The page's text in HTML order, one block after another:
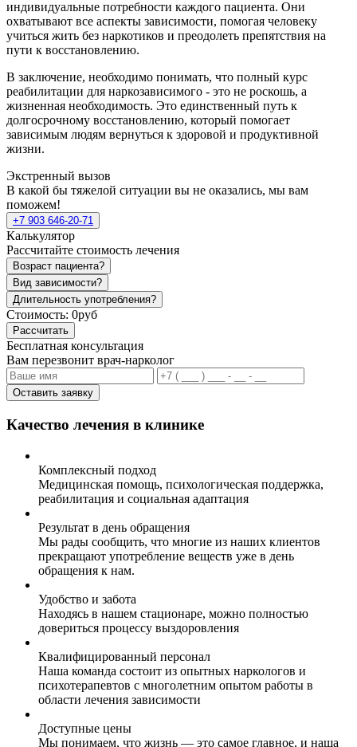
индивидуальные потребности каждого пациента. Они
охватывают все аспекты зависимости, помогая человеку
учиться жить без наркотиков и преодолеть препятствия на
пути к восстановлению.
В заключение, необходимо понимать, что полный курс
реабилитации для наркозависимого - это не роскошь, а
жизненная необходимость. Это единственный путь к
долгосрочному восстановлению, который помогает
зависимым людям вернуться к здоровой и продуктивной
жизни.
Экстренный вызов
В какой бы тяжелой ситуации вы не оказались, мы вам
поможем!
+7 903 646-20-71
Калькулятор
Рассчитайте стоимость лечения
Возраст пациента?
Вид зависимости?
Длительность употребления?
Стоимость: 0руб
Рассчитать
Бесплатная консультация
Вам перезвонит врач-нарколог
Оставить заявку
Качество лечения в клинике
Комплексный подход
Медицинская помощь, психологическая поддержка,
реабилитация и социальная адаптация
Результат в день обращения
Мы рады сообщить, что многие из наших клиентов
прекращают употребление веществ уже в день
обращения к нам.
Удобство и забота
Находясь в нашем стационаре, можно полностью
довериться процессу выздоровления
Квалифицированный персонал
Наша команда состоит из опытных наркологов и
психотерапевтов с многолетним опытом работы в
области лечения зависимости
Доступные цены
Мы понимаем, что жизнь — это самое главное, и наша